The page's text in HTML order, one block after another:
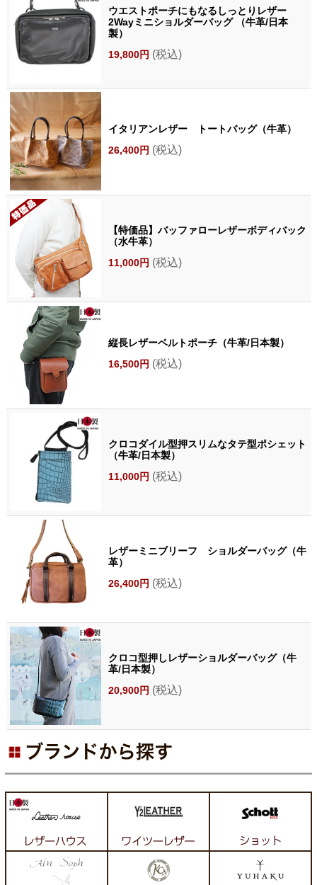
ウエストポーチにもなるしっとりレザー
2Wayミニショルダーバッグ （牛革/日本
製）
19,800円 (税込)
イタリアンレザー トートバッグ（牛革）
26,400円 (税込)
【特価品】バッファローレザーボディバック
（水牛革）
11,000円 (税込)
縦長レザーベルトポーチ（牛革/日本製）
16,500円 (税込)
クロコダイル型押スリムなタテ型ポシェット
（牛革/日本製）
11,000円 (税込)
レザーミニブリーフ ショルダーバッグ（牛
革）
26,400円 (税込)
クロコ型押しレザーショルダーバッグ（牛
革/日本製）
20,900円 (税込)